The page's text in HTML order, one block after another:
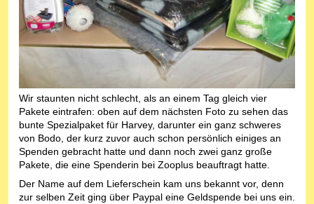
Wir staunten nicht schlecht, als an einem Tag gleich vier
Pakete eintrafen: oben auf dem nächsten Foto zu sehen das
bunte Spezialpaket für Harvey, darunter ein ganz schweres
von Bodo, der kurz zuvor auch schon persönlich einiges an
Spenden gebracht hatte und dann noch zwei ganz große
Pakete, die eine Spenderin bei Zooplus beauftragt hatte.
Der Name auf dem Lieferschein kam uns bekannt vor, denn
zur selben Zeit ging über Paypal eine Geldspende bei uns ein.